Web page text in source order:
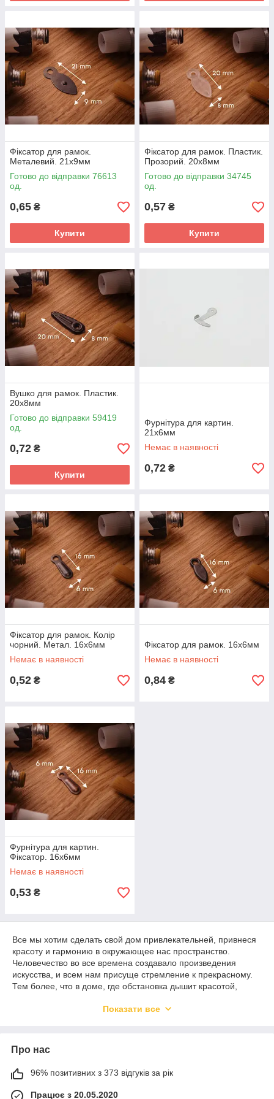
Фіксатор для рамок.
Металевий. 21х9мм
Готово до відправки 76613
од.
0,65 ₴
Купити
Фіксатор для рамок. Пластик.
Прозорий. 20х8мм
Готово до відправки 34745
од.
0,57 ₴
Купити
Вушко для рамок. Пластик.
20х8мм
Готово до відправки 59419
од.
0,72 ₴
Купити
Фурнітура для картин.
21х6мм
Немає в наявності
0,72 ₴
Фіксатор для рамок. Колір
чорний. Метал. 16х6мм
Немає в наявності
0,52 ₴
Фіксатор для рамок. 16х6мм
Немає в наявності
0,84 ₴
Фурнітура для картин.
Фіксатор. 16х6мм
Немає в наявності
0,53 ₴
Все мы хотим сделать свой дом привлекательней, привнеся
красоту и гармонию в окружающее нас пространство.
Человечество во все времена создавало произведения
искусства, и всем нам присуще стремление к прекрасному.
Тем более, что в доме, где обстановка дышит красотой,
творчеством. Ну а оформленный в соответствии с вашими
нас в той же мере, в какой мы влияем на него. Фурнитура
для картин является важнейшим компонентом, благодаря
чему не только рама, но и сами произведения искусства
получают надежную комплектацию.
Показати все
Про нас
96% позитивних з 373 відгуків за рік
Працює з 20.05.2020